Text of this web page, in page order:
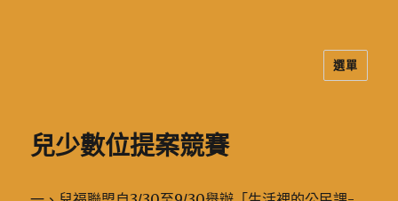
選單
兒少數位提案競賽